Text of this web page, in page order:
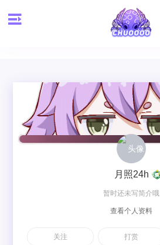
月照24h
暂时还未写简介哦
查看个人资料
关注 打赏